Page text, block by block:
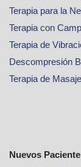
Terapia para la
Terapia con
Terapia de
Descompresión
Terapia de
Nuevos